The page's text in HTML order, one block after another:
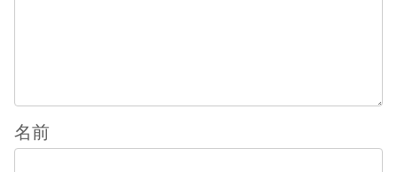
名前